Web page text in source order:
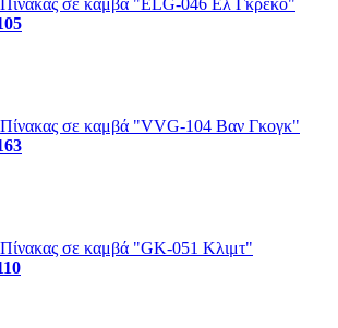
Πίνακας σε καμβά "VVG-104 Βαν Γκογκ"
Πίνακας σε καμβά "GK-051 Κλιμτ"